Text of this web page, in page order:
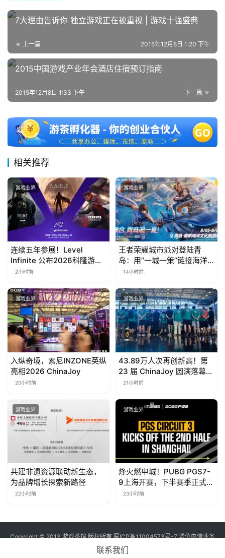
中
中
国
7大理由告诉你 独立游戏正在被重视 | 游戏十强盛典
上一篇 2015年12月8日 1:20 下午
2015中国游戏产业年会酒店住宿预订指南
下一篇
2015年12月8日 1:33 下午
相关推荐
游戏业界
连续五年参展！Level
Infinite 公布2026科隆游戏
展产品阵容
2小时前
游戏业界
王者荣耀城市派对登陆青
岛：用“一城一策”链接海洋
场景，以双向奔赴带动夏日
14小时前
游戏业界
入纵奇境，索尼INZONE英纵
亮相2026 ChinaJoy
20小时前
游戏业界
43.89万人次再创新高！第
23 届 ChinaJoy 圆满落幕：
感谢有你，共赴这场“与 AI
21小时前
游戏业界
共建非遗资源联动新生态，
为品牌增长探索新路径
22小时前
游戏业界
烽火燃申城！PUBG PGS7-
9上海开赛，下半赛季正式打
响！
23小时前
Copyright © 2013 游戏茶馆 版权所有蜀ICP备11004573号-7增值电信业务
经营许可证 川B2-20170060号
联系我们